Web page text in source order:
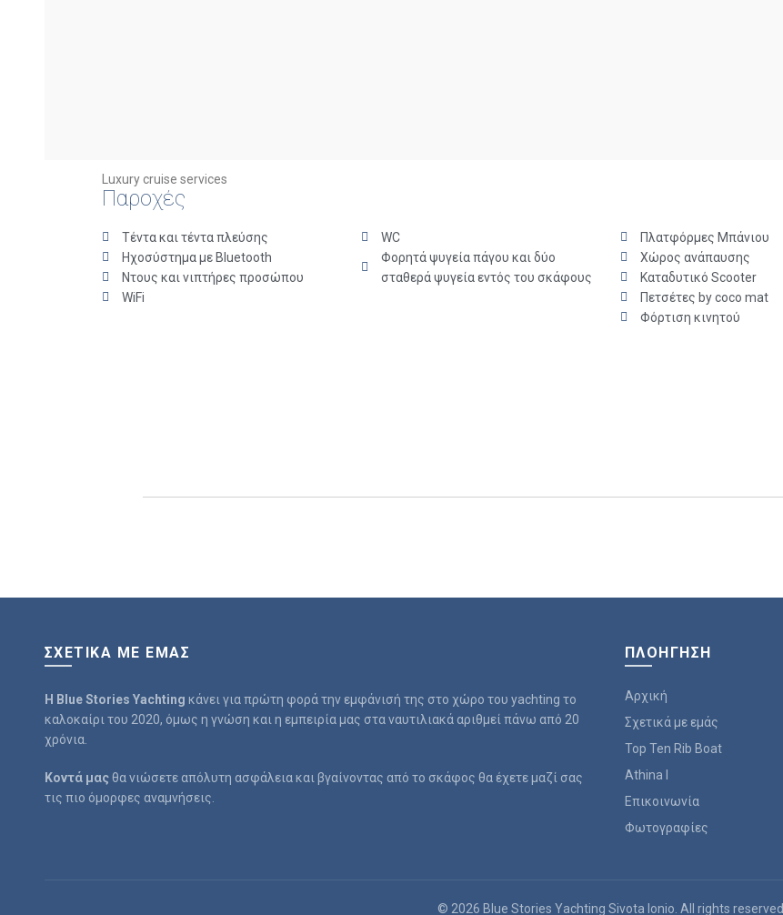
Luxury cruise services
Παροχές
Τέντα και τέντα πλεύσης
Ηχοσύστημα με Bluetooth
Ντους και νιπτήρες προσώπου ​
WiFi
WC
Φορητά ψυγεία πάγου και δύο
σταθερά ψυγεία εντός του σκάφους
Πλατφόρμες Μπάνιου
Χώρος ανάπαυσης
Καταδυτικό Scooter
Πετσέτες by coco mat
Φόρτιση κινητού
ΣΧΕΤΙΚΆ ΜΕ ΕΜΆΣ
Η Blue Stories Yachting κάνει για πρώτη φορά την εμφάνισή της στο χώρο του yachting το
καλοκαίρι του 2020, όμως η γνώση και η εμπειρία μας στα ναυτιλιακά αριθμεί πάνω από 20
χρόνια.
Κοντά μαςθα νιώσετε απόλυτη ασφάλεια και βγαίνοντας από το σκάφος θα έχετε μαζί σας
τις πιο όμορφες αναμνήσεις.
ΠΛΟΉΓΗΣΗ
Αρχική
Σχετικά με εμάς
Top Ten Rib Boat
Athina I
Επικοινωνία
Φωτογραφίες
© 2026 Blue Stories Yachting Sivota Ionio . All rights reserved